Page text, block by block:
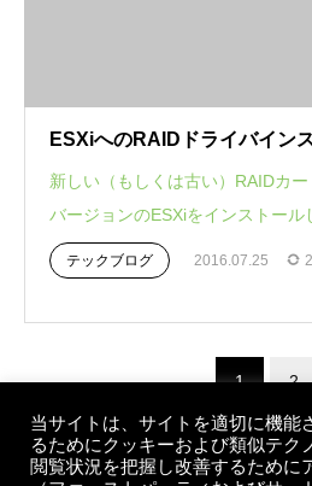
ESXiへのRAIDドライバイン
新しい（もしくは古い）RAIDカ
バージョンのESXiをインストール
テックブログ 2016.07.25
1 2
当サイトは、サイトを適切に機能
るためにクッキーおよび類似テク
閲覧状況を把握し改善するために